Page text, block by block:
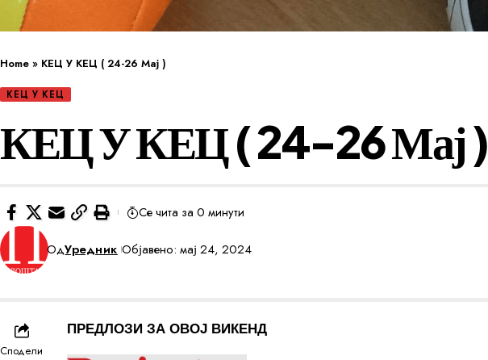
Home » КЕЦ У КЕЦ ( 24-26 Мај )
КЕЦ У КЕЦ
КЕЦ У КЕЦ ( 24-26 Мај )
ОдУредник Објавено: мај 24, 2024
Се чита за 0 минути
Сподели
ПРЕДЛОЗИ ЗА ОВОЈ ВИКЕНД